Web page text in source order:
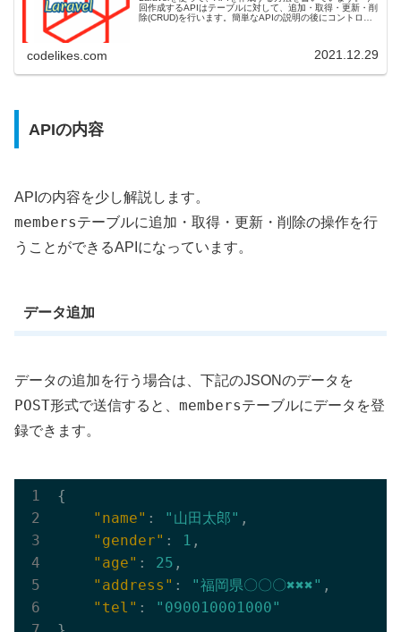
回作成するAPIはテーブルに対して、追加・取得・更新・削
除(CRUD)を行います。簡単なAPIの説明の後にコントロー
codelikes.com 2021.12.29
APIの内容
APIの内容を少し解説します。
membersテーブルに追加・取得・更新・削除の操作を行
うことができるAPIになっています。
データ追加
データの追加を行う場合は、下記のJSONのデータを
POST形式で送信すると、 membersテーブルにデータを登
録できます。
{
"name" : "山田太郎" ,
"gender" : 1 ,
"age" : 25 ,
"address" : "福岡県〇〇〇✖︎✖︎✖︎" ,
"tel" :
"090010001000"